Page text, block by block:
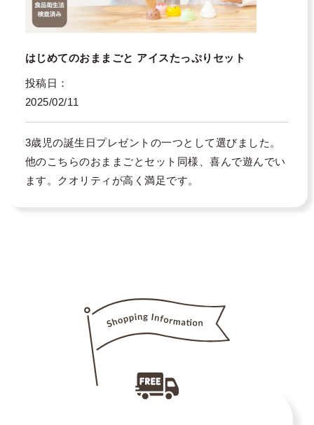
はじめてのおままごと アイスたっぷりセット
投稿日
2025/02/11
3歳児の誕生日プレゼントの一つとして選びました。
他のこちらのおままごとセット同様、喜んで遊んでい
ます。クオリティが高く満足です。